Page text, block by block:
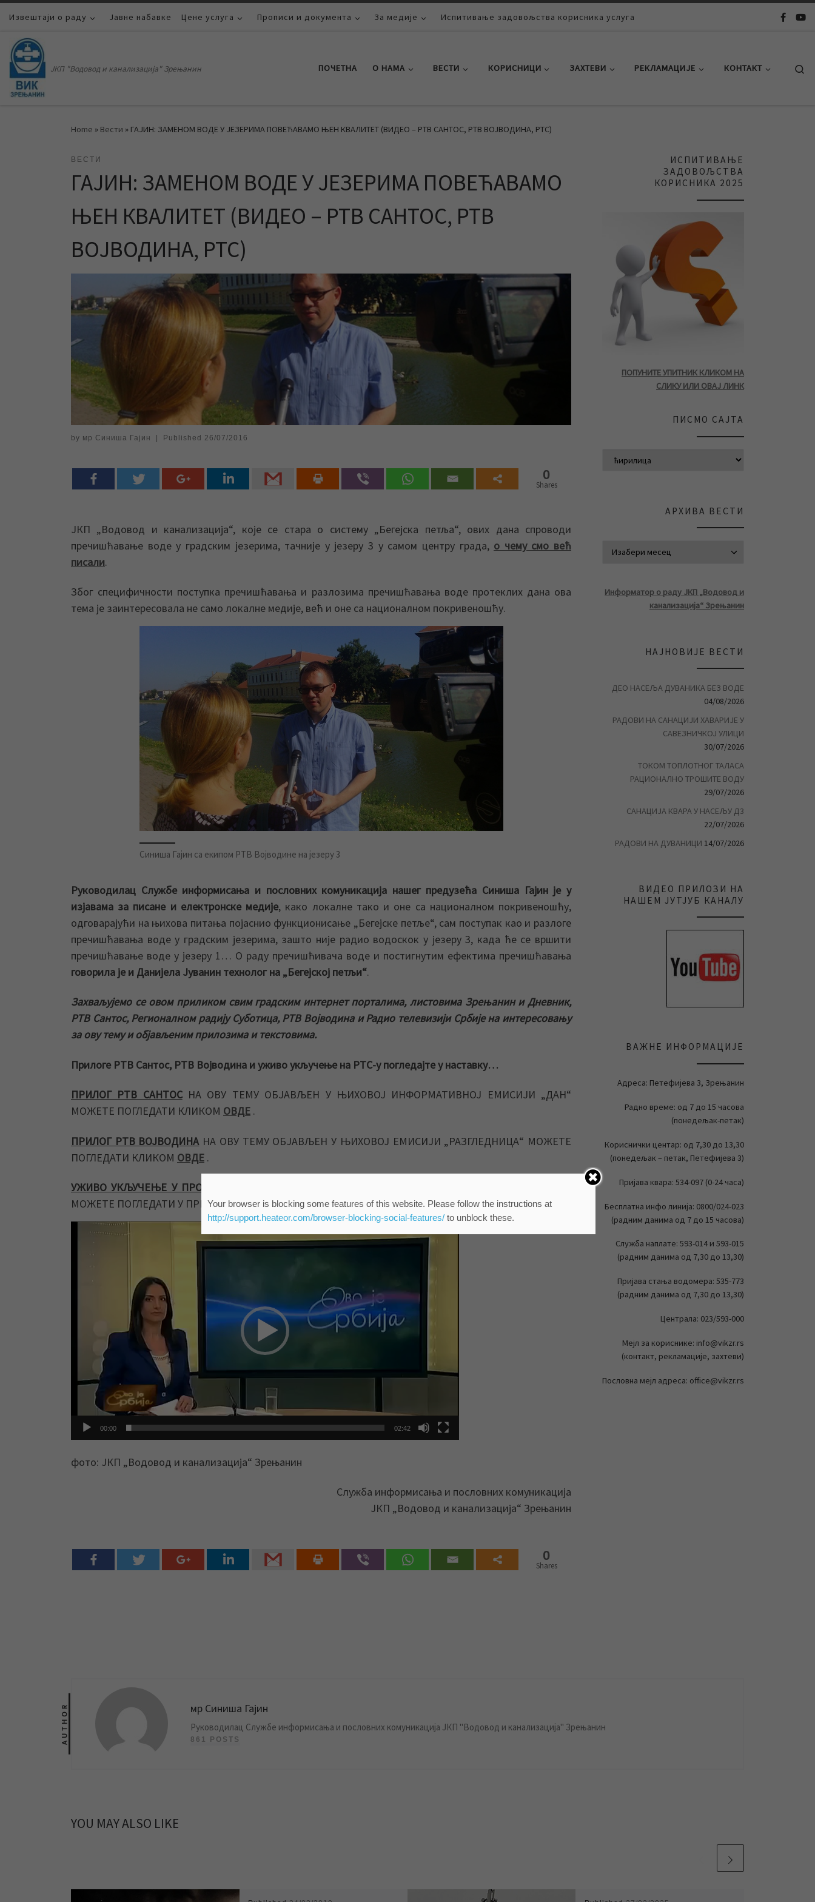
Skip to content
Извештаји о раду Јавне набавке Цене услуга Прописи и документа За медије Испитивање задовољства корисника услуга
ЈКП "Водовод и канализација" Зрењанин ПОЧЕТНА О НАМА ВЕСТИ КОРИСНИЦИ ЗАХТЕВИ РЕКЛАМАЦИЈЕ КОНТАКТ
Home » Вести » ГАЈИН: ЗАМЕНОМ ВОДЕ У ЈЕЗЕРИМА ПОВЕЋАВАМО ЊЕН КВАЛИТЕТ (ВИДЕО – РТВ САНТОС, РТВ ВОЈВОДИНА, РТС)
ВЕСТИ
ГАЈИН: ЗАМЕНОМ ВОДЕ У ЈЕЗЕРИМА ПОВЕЋАВАМО
ЊЕН КВАЛИТЕТ (ВИДЕО – РТВ САНТОС, РТВ
ВОЈВОДИНА, РТС)
by мр Синиша Гајин Published 26/07/2016
0
Shares
ЈКП „Водовод и канализација“, које се стара о систему „Бегејска петља“, ових дана спроводи
пречишћавање воде у градским језерима, тачније у језеру 3 у самом центру града, о чему смо већ
писали.
Због специфичности поступка пречишћавања и разлозима пречишћавања воде протеклих дана ова
тема је заинтересовала не само локалне медије, већ и оне са националном покривеношћу.
Синиша Гајин са екипом РТВ Војводине на језеру 3
Руководилац Службе информисања и пословних комуникација нашег предузећа Синиша Гајин је у
изјавама за писане и електронске медије, како локалне тако и оне са националном покривеношћу,
одговарајући на њихова питања појаснио функционисање „Бегејске петље“, сам поступак као и разлоге
пречишћавања воде у градским језерима, зашто није радио водоскок у језеру 3, када ће се вршити
пречишћавање воде у језеру 1… О раду пречишћивача воде и постигнутим ефектима пречишћавања
говорила је и Данијела Јуванин технолог на „Бегејској петљи“.
Захваљујемо се овом приликом свим градским интернет порталима, листовима Зрењанин и Дневник,
РТВ Сантос, Регионалном радију Суботица, РТВ Војводина и Радио телевизији Србије на интересовању
за ову тему и објављеним прилозима и текстовима.
Прилоге РТВ Сантос, РТВ Војводина и уживо укључење на РТС-у погледајте у наставку…
ПРИЛОГ РТВ САНТОСНА ОВУ ТЕМУ ОБЈАВЉЕН У ЊИХОВОЈ ИНФОРМАТИВНОЈ ЕМИСИЈИ „ДАН“
МОЖЕТЕ ПОГЛЕДАТИ КЛИКОМ ОВДЕ .
ПРИЛОГ РТВ ВОЈВОДИНАНА ОВУ ТЕМУ ОБЈАВЉЕН У ЊИХОВОЈ ЕМИСИЈИ „РАЗГЛЕДНИЦА“ МОЖЕТЕ
ПОГЛЕДАТИ КЛИКОМ ОВДЕ .
УЖИВО УКЉУЧЕЊЕ У ПРОГРАМ РТС 1
МОЖЕТЕ ПОГЛЕДАТИ У ПРИЛОГУ ИСПОД
Прегледач
видео
00:00 02:42
фото: ЈКП „Водовод и канализација“ Зрењанин
Служба информисања и пословних комуникација
ЈКП „Водовод и канализација“ Зрењанин
0
Shares
AUTHOR мр Синиша Гајин
Руководилац Службе информисања и пословних комуникација ЈКП "Водовод и канализација" Зрењанин
861 POSTS
YOU MAY ALSO LIKE
ИСПИТИВАЊЕ
ЗАДОВОЉСТВА
КОРИСНИКА 2025
ПОПУНИТЕ УПИТНИК КЛИКОМ НА
СЛИКУ ИЛИ ОВАЈ ЛИНК
ПИСМО САЈТА
АРХИВА ВЕСТИ
Информатор о раду ЈКП „Водовод и
канализација“ Зрењанин
НАЈНОВИЈЕ ВЕСТИ
ДЕО НАСЕЉА ДУВАНИКА БЕЗ ВОДЕ
04/08/2026
РАДОВИ НА САНАЦИЈИ ХАВАРИЈЕ У
САВЕЗНИЧКОЈ УЛИЦИ
30/07/2026
ТОКОМ ТОПЛОТНОГ ТАЛАСА
РАЦИОНАЛНО ТРОШИТЕ ВОДУ
29/07/2026
САНАЦИЈА КВАРА У НАСЕЉУ Д3
22/07/2026
РАДОВИ НА ДУВАНИЦИ 14/07/2026
ВИДЕО ПРИЛОЗИ НА
НАШЕМ ЈУТЈУБ КАНАЛУ
ВАЖНЕ ИНФОРМАЦИЈЕ
Адреса: Петефијева 3, Зрењанин
Радно време: од 7 до 15 часова
(понедељак-петак)
Кориснички центар: од 7,30 до 13,30
(понедељак – петак, Петефијева 3)
Пријава квара: 534-097 (0-24 часа)
Бесплатна инфо линија: 0800/024-023
(радним данима од 7 до 15 часова)
Служба наплате: 593-014 и 593-015
(радним данима од 7,30 до 13,30)
Пријава стања водомера: 535-773
(радним данима од 7,30 до 13,30)
Централа: 023/593-000
Мејл за кориснике: info@vikzr.rs
(контакт, рекламације, захтеви)
Пословна мејл адреса: office@vikzr.rs
Your browser is blocking some features of this website. Please follow the instructions at
http://support.heateor.com/browser-blocking-social-features/to unblock these.